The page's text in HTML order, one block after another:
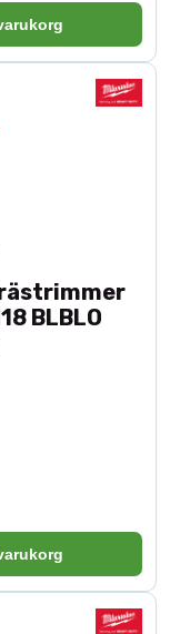
BLBLO